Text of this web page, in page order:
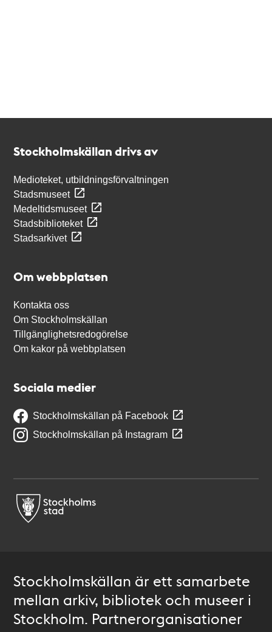
Stockholmskällan drivs av
Medioteket, utbildningsförvaltningen
Stadsmuseet
Medeltidsmuseet
Stadsbiblioteket
Stadsarkivet
Om webbplatsen
Kontakta oss
Om Stockholmskällan
Tillgänglighetsredogörelse
Om kakor på webbplatsen
Sociala medier
Stockholmskällan på Facebook
Stockholmskällan på Instagram
Stockholmskällan är ett samarbete
mellan arkiv, bibliotek och museer i
Stockholm. Partnerorganisationer